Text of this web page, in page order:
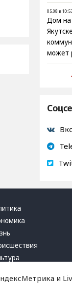
05.08 в
Дом на
может
и